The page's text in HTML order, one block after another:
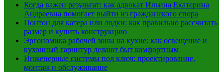
Когда важен результат: как адвокат Ильина Екатерина
Андреевна помогает выйти из гражданского спора
Понтон для катера или лодки: как правильно рассчитать
размер и купить конструкцию
Эргономика рабочей зоны на кухне: как освещение и
кухонный гарнитур делают быт комфортным
Инженерные системы под ключ: проектирование,
монтаж и обслуживание